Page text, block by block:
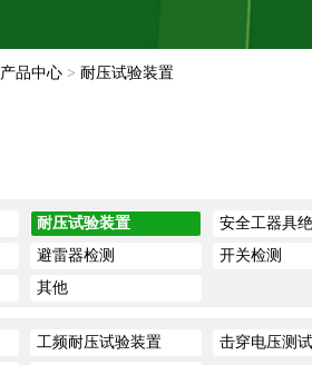
产品中心 > 耐压试验装置
耐压试验装置
安全工器具
避雷器检测
开关检测
其他
工频耐压试验装置
击穿电压测